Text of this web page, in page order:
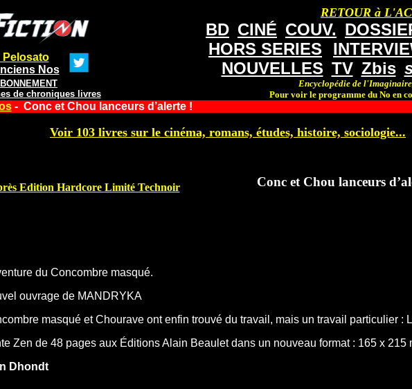
Pelosato
Nos
de chroniques livres
RETOUR à
BD CINÉ COUV.
HORS SERIES
NOUVELLES TV Zbis
Encyclopédie de
Pour voir le programme du No en
- Conc et Chou lanceurs d’alerte !
Voir 103 livres sur le cinéma, romans, études, histoire, sociologie...
Edition Hardcore Limité Technoir
Conc et Chou lanceurs
du Concombre masqué.
ouvrage de MANDRYKA
masqué et Chourave ont enfin trouvé du travail, mais un travail particulier :
Zen de 48 pages aux Éditions Alain Beaulet dans un nouveau format : 165 x 215
Dhondt